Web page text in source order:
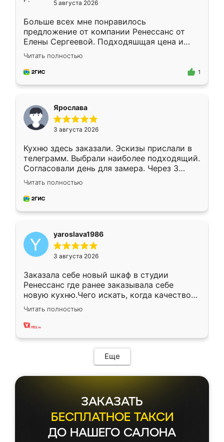
5 августа 2026
Больше всех мне понравилось
предложение от компании Ренессанс от
Елены Сергеевой. Подходяшщая цена и
короткие сроки изготовления. Приехавший
для замера сотрудник Владислав
предложил по моему эскизу самый
Читать полностью
1
Ярослава
3 августа 2026
Кухню здесь заказали. Эскизы прислали в
телеграмм. Выбрали наиболее подходящий.
Согласовали день для замера. Через 3
недели кухня была уже готова. Остались
довольны работой. Спасибо Ренессанс
мебель за качественную работу!
Читать полностью
yaroslava1986
3 августа 2026
Заказала себе новый шкаф в студии
Ренессанс где ранее заказывала себе
новую кухню.Чего искать, когда качеством
вполне довольна. Служит кухня уже почти
два года, нареканий нет.
Читать полностью
Еще
ЗАКАЗАТЬ
БЕСПЛАТНОЕ ТАКСИ
ДО НАШЕГО САЛОНА